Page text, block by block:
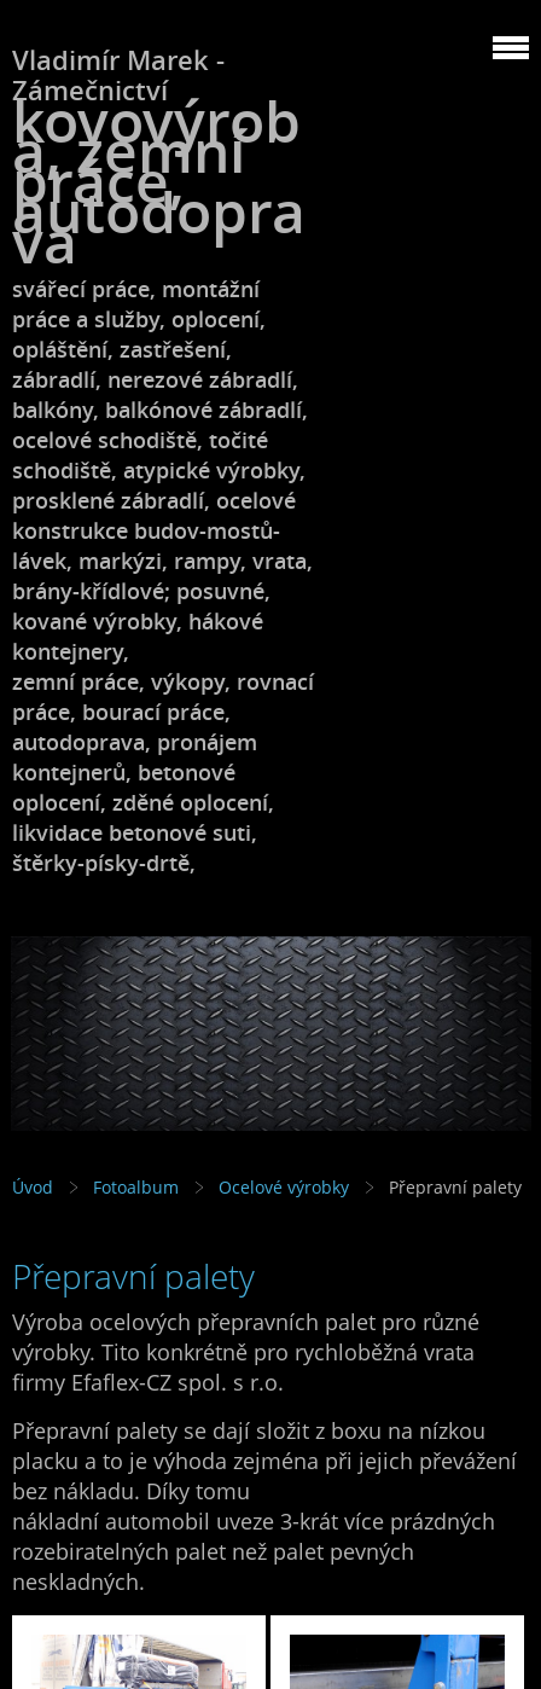
Vladimír Marek -
Zámečnictví
kovovýrob
a, zemní
práce,
autodopra
va
svářecí práce, montážní
práce a služby, oplocení,
opláštění, zastřešení,
zábradlí, nerezové zábradlí,
balkóny, balkónové zábradlí,
ocelové schodiště, točité
schodiště, atypické výrobky,
prosklené zábradlí, ocelové
konstrukce budov-mostů-
lávek, markýzi, rampy, vrata,
brány-křídlové; posuvné,
kované výrobky, hákové
kontejnery,
zemní práce, výkopy, rovnací
práce, bourací práce,
autodoprava, pronájem
kontejnerů, betonové
oplocení, zděné oplocení,
likvidace betonové suti,
štěrky-písky-drtě,
Úvod Fotoalbum Ocelové výrobky Přepravní palety
Přepravní palety
Výroba ocelových přepravních palet pro různé
výrobky. Tito konkrétně pro rychloběžná vrata
firmy Efaflex-CZ spol. s r.o.
Přepravní palety se dají složit z boxu na nízkou
placku a to je výhoda zejména při jejich převážení
bez nákladu. Díky tomu
nákladní automobil uveze 3-krát více prázdných
rozebiratelných palet než palet pevných
neskladných.